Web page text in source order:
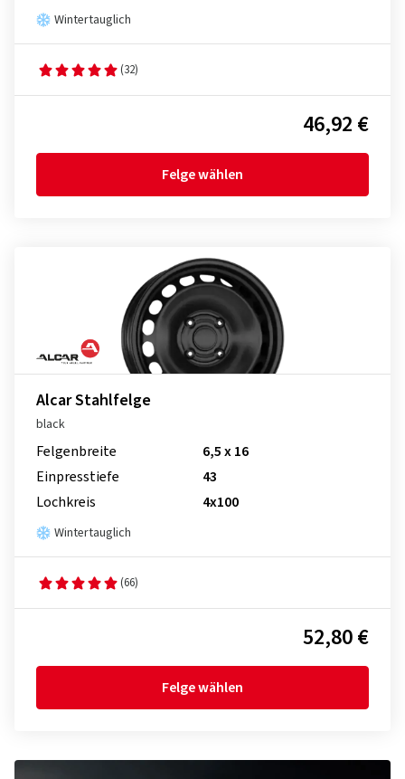
Wintertauglich
(32)
46,92 €
Felge wählen
Alcar Stahlfelge
black
Felgenbreite
6,5 x 16
Einpresstiefe
43
Lochkreis
4x100
Wintertauglich
(66)
52,80 €
Felge wählen